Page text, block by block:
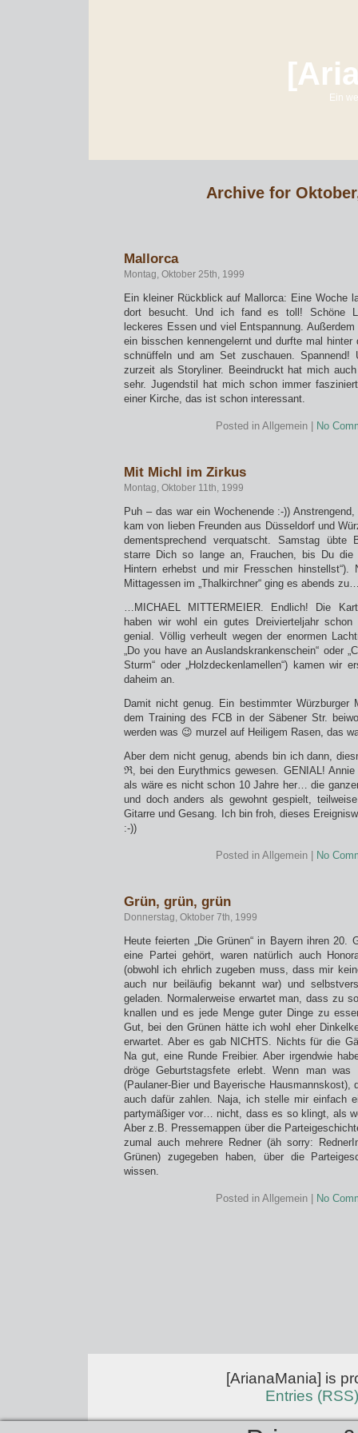
Ein
Archive for
Mallorca
Montag, Oktober 25th, 1999
Ein kleiner Rückblick auf Mallorca: Eine Woche
dort besucht. Und ich fand es toll! Schöne
leckeres Essen und viel Entspannung. Außerdem
ein bisschen kennengelernt und durfte mal hinter
schnüffeln und am Set zuschauen. Spannend!
zurzeit als Storyliner. Beeindruckt hat mich
sehr. Jugendstil hat mich schon immer
einer Kirche, das ist schon interessant.
Posted in Allgemein | No
Mit Michl im Zirkus
Montag, Oktober 11th, 1999
Puh – das war ein Wochenende :-))
kam von lieben Freunden aus Düsseldorf und
dementsprechend verquatscht. Samstag übte
starre Dich so lange an, Frauchen, bis Du die
Hintern erhebst und mir Fresschen hinstellst“).
Mittagessen im „Thalkirchner“ ging es abends
…MICHAEL MITTERMEIER. Endlich! Die
haben wir wohl ein gutes Dreivierteljahr
genial. Völlig verheult wegen der enormen
„Do you have an Auslandskrankenschein“ oder
Sturm“ oder „Holzdeckenlamellen“) kamen wir
daheim an.
Damit nicht genug. Ein bestimmter Würzburger
dem Training des FCB in der Säbener Str.
werden was 😉 murzel auf Heiligem Rasen, das
Aber dem nicht genug, abends bin ich dann,
ℜ, bei den Eurythmics gewesen. GENIAL!
als wäre es nicht schon 10 Jahre her… die
und doch anders als gewohnt gespielt,
Gitarre und Gesang. Ich bin froh, dieses
:-))
Posted in Allgemein | No
Grün, grün, grün
Donnerstag, Oktober 7th, 1999
Heute feierten „Die Grünen“ in Bayern ihren 20.
eine Partei gehört, waren natürlich auch
(obwohl ich ehrlich zugeben muss, dass mir
auch nur beiläufig bekannt war) und
geladen. Normalerweise erwartet man, dass zu
knallen und es jede Menge guter Dinge zu
Gut, bei den Grünen hätte ich wohl eher
erwartet. Aber es gab NICHTS. Nichts für die
Na gut, eine Runde Freibier. Aber irgendwie
dröge Geburtstagsfete erlebt. Wenn man
(Paulaner-Bier und Bayerische Hausmannskost),
auch dafür zahlen. Naja, ich stelle mir einfach
partymäßiger vor… nicht, dass es so klingt, als
Aber z.B. Pressemappen über die
zumal auch mehrere Redner (äh sorry:
Grünen) zugegeben haben, über die
wissen.
Posted in Allgemein | No
[ArianaMania] is
Entries (RSS)